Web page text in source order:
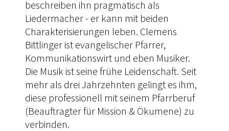
beschreiben ihn pragmatisch als
Liedermacher - er kann mit beiden
Charakterisierungen leben. Clemens
Bittlinger ist evangelischer Pfarrer,
Kommunikationswirt und eben Musiker.
Die Musik ist seine frühe Leidenschaft. Seit
mehr als drei Jahrzehnten gelingt es ihm,
diese professionell mit seinem Pfarrberuf
(Beauftragter für Mission & Ökumene) zu
verbinden.